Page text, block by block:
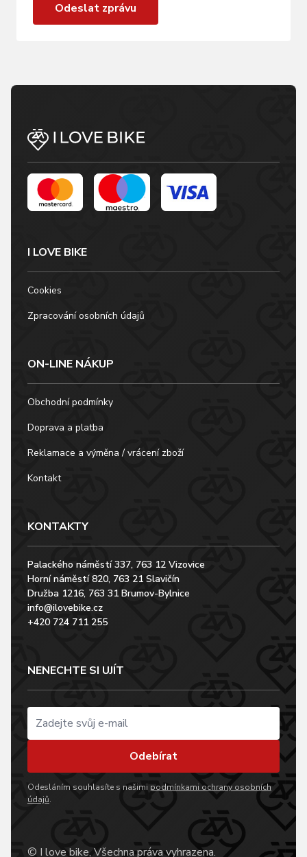
Odeslat zprávu
I LOVE BIKE
Cookies
Zpracování osobních údajů
ON-LINE NÁKUP
Obchodní podmínky
Doprava a platba
Reklamace a výměna / vrácení zboží
Kontakt
KONTAKTY
Palackého náměstí 337, 763 12 Vizovice
Horní náměstí 820, 763 21 Slavičín
Družba 1216, 763 31 Brumov-Bylnice
info@ilovebike.cz
+420 724 711 255
NENECHTE SI UJÍT
Odebírat
Odesláním souhlasíte s našimi podmínkami ochrany osobních
údajů.
© I love bike, Všechna práva vyhrazena.